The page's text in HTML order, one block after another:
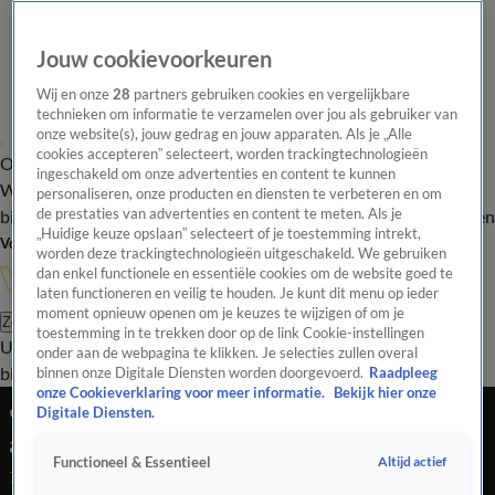
Overzicht Onze programma's Uitzendingen Onze gezichten
In de
WandelgangenInterviewsUitzending
bijwonenPodcastShopVeelgestelde vragenKijkersvraag insturen
Volg Vandaag Inside
Zoeken
UitzendingenVandaag InsideDe OranjezomerShopUitzending
bijwonen
'Je gaat je afvragen of Van der Sar een goede
algemeen directeur is voor Ajax'
7 feb 2022, 23:12
Jouw cookievoorkeuren
Wij en onze28 partners gebruiken cookies en vergelijkbare
technieken om informatie te verzamelen over jou als gebruiker van
onze website(s), jouw gedrag en jouw apparaten. Als je „Alle
cookies accepteren” selecteert, worden trackingtechnologieën
ingeschakeld om onze advertenties en content te kunnen
personaliseren, onze producten en diensten te verbeteren en om
de prestaties van advertenties en content te meten. Als je
„Huidige keuze opslaan” selecteert of je toestemming intrekt,
worden deze trackingtechnologieën uitgeschakeld. We gebruiken
dan enkel functionele en essentiële cookies om de website goed te
laten functioneren en veilig te houden. Je kunt dit menu op ieder
moment opnieuw openen om je keuzes te wijzigen of om je
toestemming in te trekken door op de link Cookie-instellingen
onder aan de webpagina te klikken. Je selecties zullen overal
binnen onze Digitale Diensten worden doorgevoerd. Raadpleeg
onze Cookieverklaring voor meer informatie.
Bekijk hier onze
Digitale Diensten.
Functioneel & Essentieel Altijd actief